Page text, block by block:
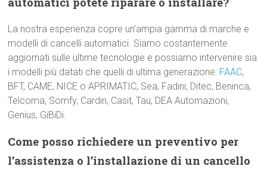
La nostra esperienza copre un’ampia gamma di marche e
modelli di cancelli automatici. Siamo costantemente
aggiornati sulle ultime tecnologie e possiamo intervenire sia
i modelli più datati che quelli di ultima generazione: FAAC,
BFT, CAME, NICE o APRIMATIC, Sea, Fadini, Ditec, Beninca,
Telcoma, Somfy, Cardin, Casit, Tau, DEA Automazioni,
Genius, GiBiDi.
Come posso richiedere un preventivo per
l’assistenza o l’installazione di un cancello